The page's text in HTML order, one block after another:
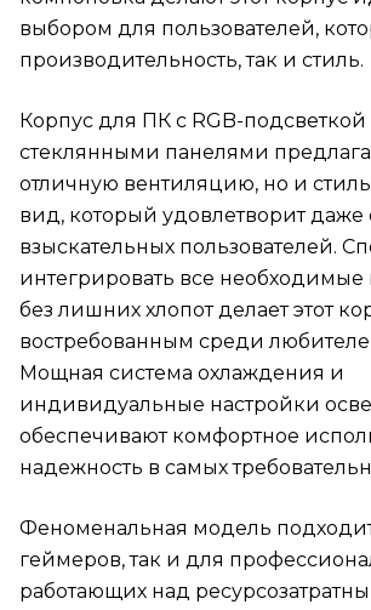
выбором для пользователей,
производительность, так и стиль.
Корпус для ПК с RGB-подсветкой
стеклянными панелями
отличную вентиляцию, но и
вид, который удовлетворит даже
взыскательных пользователей.
интегрировать все
без лишних хлопот делает этот
востребованным среди
Мощная система охлаждения и
индивидуальные настройки
обеспечивают комфортное
надежность в самых
Феноменальная модель
геймеров, так и для
работающих над